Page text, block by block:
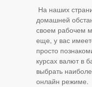
На наших
домашней
своем рабочем
еще, у вас
просто
курсах валют в
выбрать
онлайн режиме.